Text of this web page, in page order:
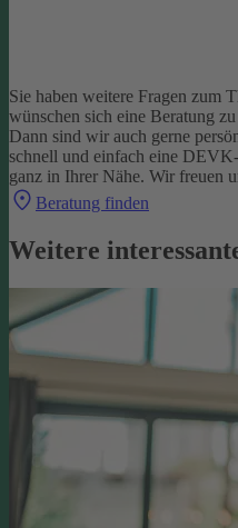
Sie haben weitere Fragen zum
wünschen sich eine Beratung
Dann sind wir auch gerne
schnell und einfach eine
ganz in Ihrer Nähe. Wir freuen
Beratung finden
Weitere